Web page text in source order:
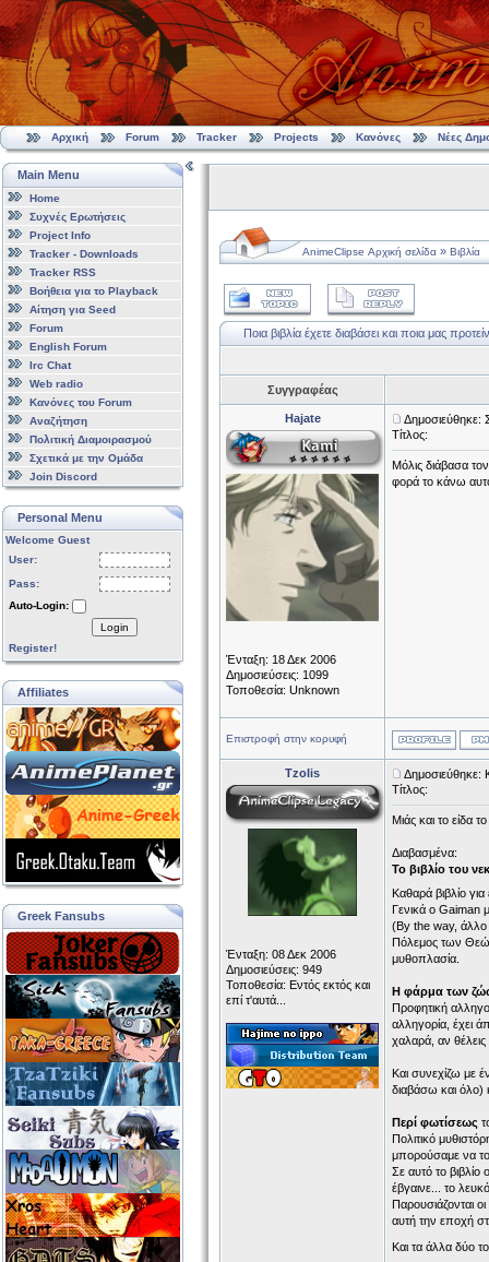
Αρχική Forum Tracker Projects Κανόνες Νέες
Main Menu
Home
Συχνές Ερωτήσεις
Project Info
Tracker - Downloads
Tracker RSS
Βοήθεια για το Playback
Αίτηση για Seed
Forum
English Forum
Irc Chat
Web radio
Κανόνες του Forum
Αναζήτηση
Πολιτική Διαμοιρασμού
Σχετικά με την Ομάδα
Join Discord
Personal Menu
Welcome Guest
User:
Pass:
Auto-Login:
Login
Register!
Affiliates
Greek Fansubs
AnimeClipse Αρχική σελίδα » Βιβλία
Ποια βιβλία έχετε διαβάσει και ποια μας
Συγγραφέας
Hajate
Ένταξη: 18 Δεκ 2006
Δημοσιεύσεις: 1099
Τοποθεσία: Unknown
Δημοσιεύθηκε:
Τίτλος:
Μόλις διάβασα
φορά το κάνω
Επιστροφή στην κορυφή
Tzolis
Ένταξη: 08 Δεκ 2006
Δημοσιεύσεις: 949
Τοποθεσία: Εντός εκτός και
επί τ'αυτά...
Δημοσιεύθηκε:
Τίτλος:
Μιάς και το είδα
Διαβασμένα:
Το βιβλίο του
Καθαρά βιβλίο
Γενικά ο Gaiman
(By the way, άλλο
Πόλεμος των
μυθοπλασία.
Η φάρμα των
Προφητική
αλληγορία, έχει
χαλαρά, αν θέλεις
Και συνεχίζω με
διαβάσω και όλο)
Περί φωτίσεως
Πολιτικό
μπορούσαμε να
Σε αυτό το
έβγαινε... το
Παρουσιάζονται
αυτή την εποχή
Και τα άλλα δύο